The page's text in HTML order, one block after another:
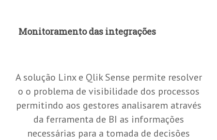
Monitoramento das integrações
A solução Linx e Qlik Sense permite resolver
o o problema de visibilidade dos processos
permitindo aos gestores analisarem através
da ferramenta de BI as informações
necessárias para a tomada de decisões